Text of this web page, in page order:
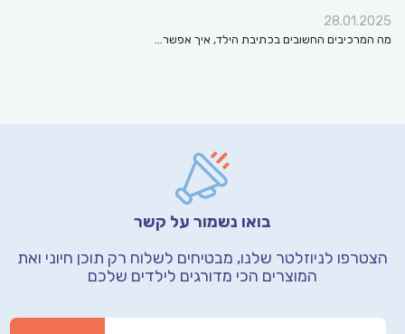
28.01.2025
מה המרכיבים החשובים בכתיבת הילד, איך אפשר…
בואו נשמור על קשר
הצטרפו לניוזלטר שלנו, מבטיחים לשלוח רק תוכן חיוני ואת
המוצרים הכי מדורגים לילדים שלכם